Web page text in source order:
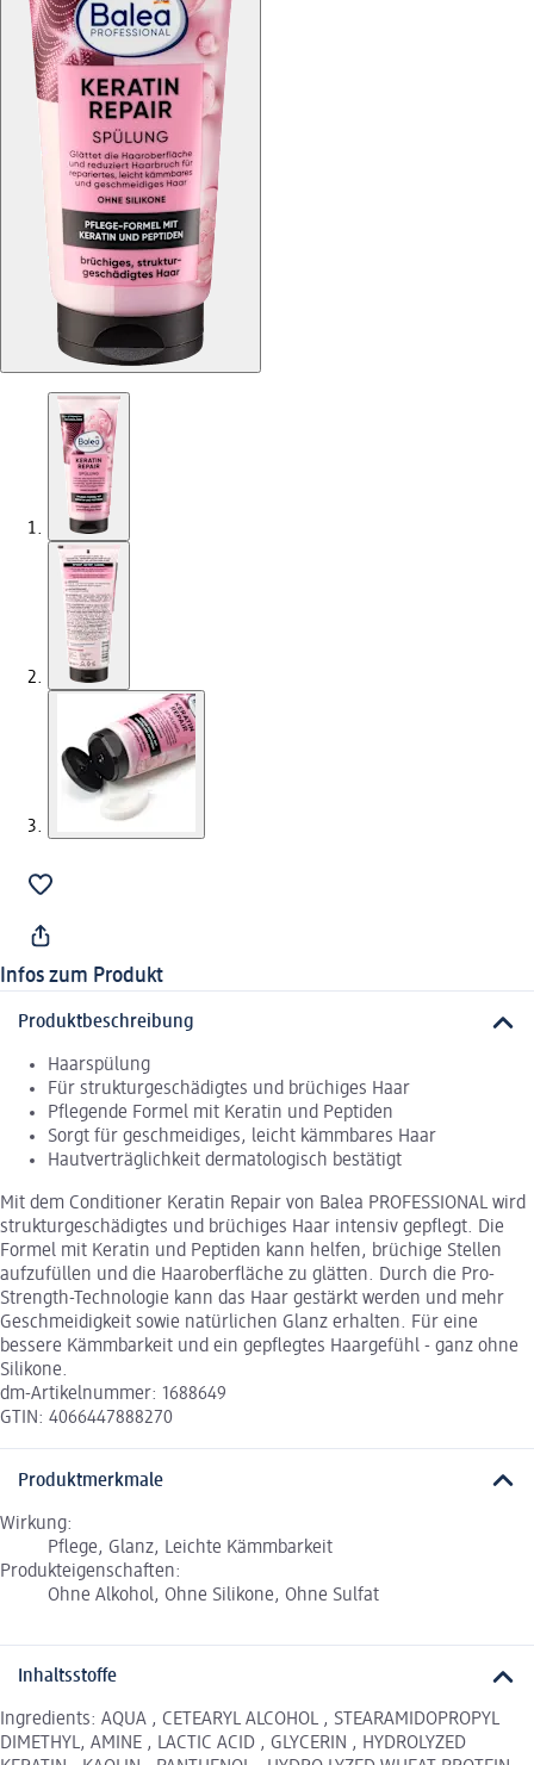
Infos zum Produkt
Produktbeschreibung
Haarspülung
Für strukturgeschädigtes und brüchiges Haar
Pflegende Formel mit Keratin und Peptiden
Sorgt für geschmeidiges, leicht kämmbares Haar
Hautverträglichkeit dermatologisch bestätigt
Mit dem Conditioner Keratin Repair von Balea PROFESSIONAL wird
strukturgeschädigtes und brüchiges Haar intensiv gepflegt. Die
Formel mit Keratin und Peptiden kann helfen, brüchige Stellen
aufzufüllen und die Haaroberfläche zu glätten. Durch die Pro-
Strength-Technologie kann das Haar gestärkt werden und mehr
Geschmeidigkeit sowie natürlichen Glanz erhalten. Für eine
bessere Kämmbarkeit und ein gepflegtes Haargefühl - ganz ohne
Silikone.
dm-Artikelnummer: 1688649
GTIN: 4066447888270
Produktmerkmale
Wirkung:
Pflege, Glanz, Leichte Kämmbarkeit
Produkteigenschaften:
Ohne Alkohol, Ohne Silikone, Ohne Sulfat
Inhaltsstoffe
Ingredients: AQUA , CETEARYL ALCOHOL , STEARAMIDOPROPYL
DIMETHYL, AMINE , LACTIC ACID , GLYCERIN , HYDROLYZED